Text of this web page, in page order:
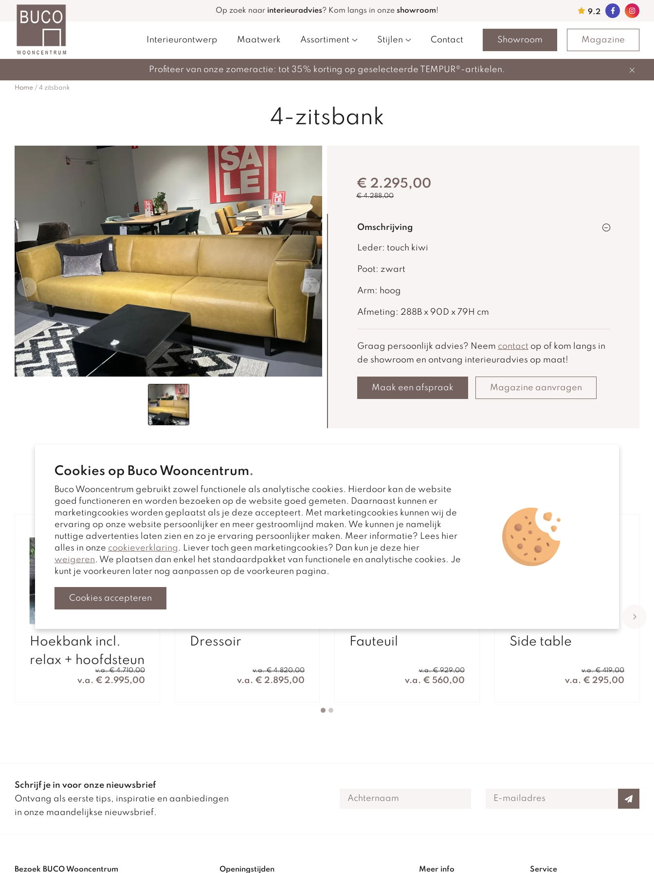
Op zoek naar interieuradvies? Kom langs in onze showroom! 9.2
Interieurontwerp Maatwerk Assortiment Stijlen Contact Showroom Magazine
Profiteer van onze zomeractie: tot 35% korting op geselecteerde TEMPUR®-artikelen.
Home / 4 zitsbank
4-zitsbank
€ 2.295,00
€ 4.288,00
Omschrijving
Leder: touch kiwi
Poot: zwart
Arm: hoog
Afmeting: 288B x 90D x 79H cm
Graag persoonlijk advies? Neem contact op of kom langs in
de showroom en ontvang interieuradvies op maat!
Maak een afspraak Magazine aanvragen
Bekijk deze ook eens
Hoekbank incl.
relax + hoofdsteun
v.a. € 4.710,00
v.a. € 2.995,00
Dressoir
v.a. € 4.820,00
v.a. € 2.895,00
Fauteuil
v.a. € 929,00
v.a. € 560,00
Side table
v.a. € 419,00
v.a. € 295,00
Schrijf je in voor onze nieuwsbrief
Ontvang als eerste tips, inspiratie en aanbiedingen
in onze maandelijkse nieuwsbrief.
Bezoek BUCO Wooncentrum Openingstijden Meer info Service
Cookies op Buco Wooncentrum.
Buco Wooncentrum gebruikt zowel functionele als analytische cookies. Hierdoor kan de website
goed functioneren en worden bezoeken op de website goed gemeten. Daarnaast kunnen er
marketingcookies worden geplaatst als je deze accepteert. Met marketingcookies kunnen wij de
ervaring op onze website persoonlijker en meer gestroomlijnd maken. We kunnen je namelijk
nuttige advertenties laten zien en zo je ervaring persoonlijker maken. Meer informatie? Lees hier
alles in onze cookieverklaring . Liever toch geen marketingcookies? Dan kun je deze hier
weigeren. We plaatsen dan enkel het standaardpakket van functionele en analytische cookies. Je
kunt je voorkeuren later nog aanpassen op de voorkeuren pagina.
Cookies accepteren